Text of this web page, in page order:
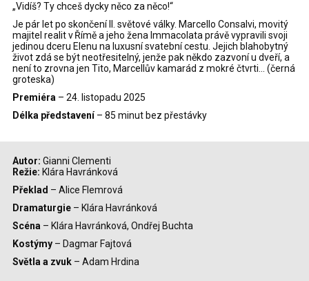
„Vidíš? Ty chceš dycky něco za něco!“
Je pár let po skončení II. světové války. Marcello Consalvi, movitý
majitel realit v Římě a jeho žena Immacolata právě vypravili svoji
jedinou dceru Elenu na luxusní svatební cestu. Jejich blahobytný
život zdá se být neotřesitelný, jenže pak někdo zazvoní u dveří, a
není to zrovna jen Tito, Marcellův kamarád z mokré čtvrti... (černá
groteska)
Premiéra – 24. listopadu 2025
Délka představení– 85 minut bez přestávky
Autor: Gianni Clementi
Režie: Klára Havránková
Překlad – Alice Flemrová
Dramaturgie– Klára Havránková
Scéna – Klára Havránková, Ondřej Buchta
Kostýmy– Dagmar Fajtová
Světla a zvuk– Adam Hrdina